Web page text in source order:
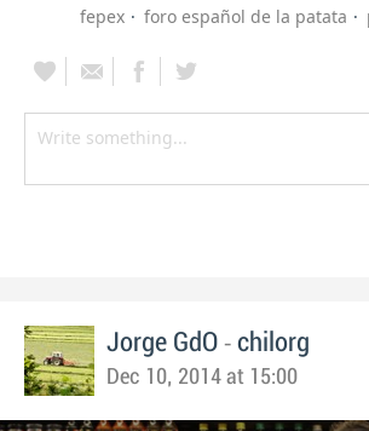
fepex
foro español de la patata
Jorge GdO - chilorg
Dec 10, 2014 at 15:00